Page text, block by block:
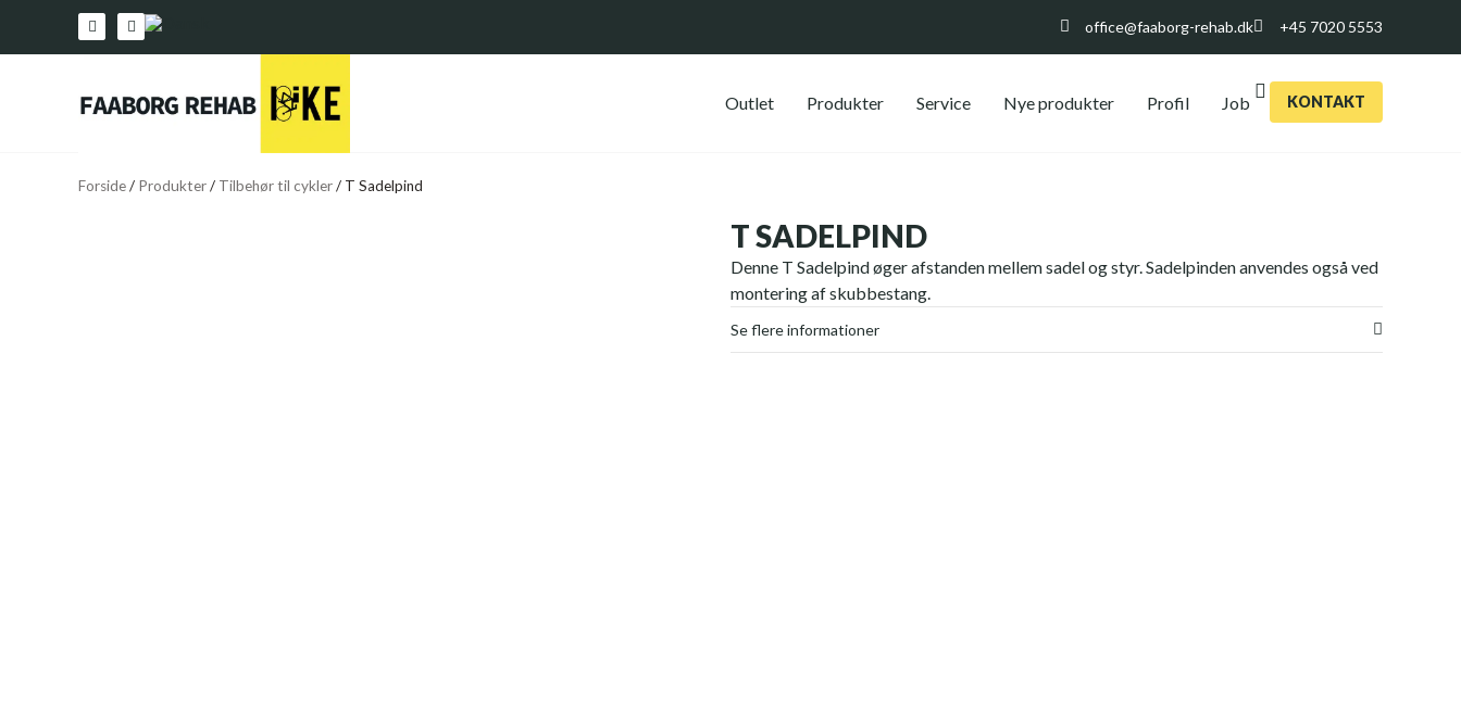
office@faaborg-rehab.dk +45 7020 5553
Outlet Produkter Service Nye produkter Profil Job KONTAKT
Forside/ Produkter/ Tilbehør til cykler/ T Sadelpind
T SADELPIND
Denne T Sadelpind øger afstanden mellem sadel og styr. Sadelpinden anvendes også ved
montering af skubbestang.
Se flere informationer